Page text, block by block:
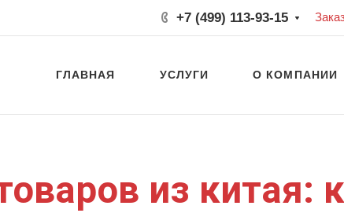
+7 (499) 113-93-15
ГЛАВНАЯ УСЛУГИ О КОМПАНИИ
из китая: